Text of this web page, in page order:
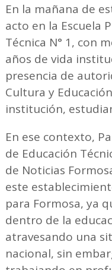
En la mañana de
acto en la Escuela
Técnica N° 1, con
años de vida
presencia de
Cultura y
institución,
En ese contexto,
de Educación
de Noticias
este
para Formosa, ya
dentro de la
atravesando una
nacional, sin